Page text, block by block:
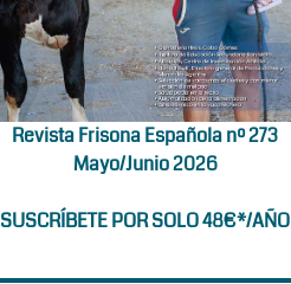
Revista Frisona Española nº 273
Mayo/Junio 2026
SUSCRÍBETE POR SOLO 48€*/AÑO